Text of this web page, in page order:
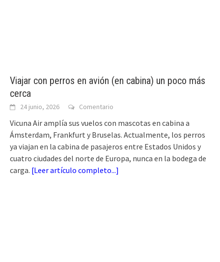
Viajar con perros en avión (en cabina) un poco más
cerca
24 junio, 2026 Comentario
Vicuna Air amplía sus vuelos con mascotas en cabina a
Ámsterdam, Frankfurt y Bruselas. Actualmente, los perros
ya viajan en la cabina de pasajeros entre Estados Unidos y
cuatro ciudades del norte de Europa, nunca en la bodega de
carga. [Leer artículo completo...]